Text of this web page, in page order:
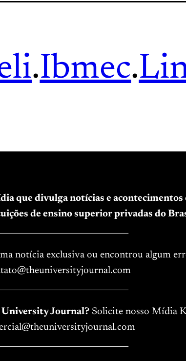
.Ibmec.
que divulga notícias e acontecimentos
de ensino superior privadas do
notícia exclusiva ou encontrou algum
University Journal? Solicite nosso Mídia